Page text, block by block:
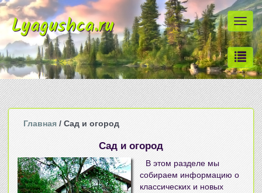
Lyagushca.ru
Главная / Сад и огород
Сад и огород
В этом разделе мы
собираем информацию о
классических и новых